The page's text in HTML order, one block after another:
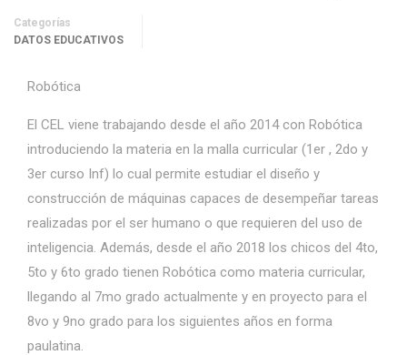
Categorías
DATOS EDUCATIVOS
Robótica
El CEL viene trabajando desde el año 2014 con Robótica
introduciendo la materia en la malla curricular (1er , 2do y
3er curso Inf) lo cual permite estudiar el diseño y
construcción de máquinas capaces de desempeñar tareas
realizadas por el ser humano o que requieren del uso de
inteligencia. Además, desde el año 2018 los chicos del 4to,
5to y 6to grado tienen Robótica como materia curricular,
llegando al 7mo grado actualmente y en proyecto para el
8vo y 9no grado para los siguientes años en forma
paulatina.